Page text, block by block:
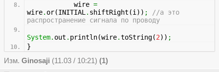
wire =
wire. or(INITIAL . shiftRight (i ) ) ;
//а это
распространение сигнала по проводу
System. out . println(wire.toString(2) ) ;
}
Изм. Ginosaji (11.03 / 10:21) (1)